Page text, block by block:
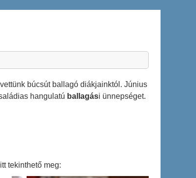
búcsút ballagó diákjainktól. Június
hangulatú ballagási ünnepséget.
tekinthető meg: